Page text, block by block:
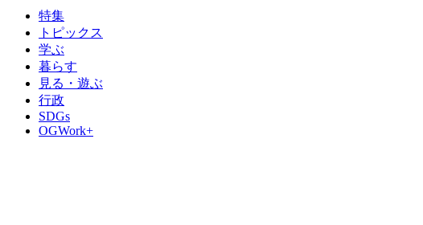
特集
トピックス
学ぶ
暮らす
見る・遊ぶ
行政
SDGs
OGWork+